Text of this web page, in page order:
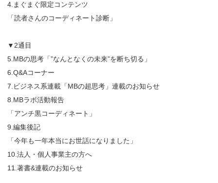
4.まぐまぐ限定コンテンツ
「読者さんのコーディネート診断」
▼2通目
5.MBの思考「”なんとなくの未来”を断ち切る」
6.Q&Aコーナー
7.ビジネス系連載「MBの超思考」連載のお知らせ
8.MBラボ活動報告
「アンチ黒コーディネート」
9.編集後記
「今年も一年本当にお世話になりました」
10.法人・個人事業主の方へ
11.著書&連載のお知らせ